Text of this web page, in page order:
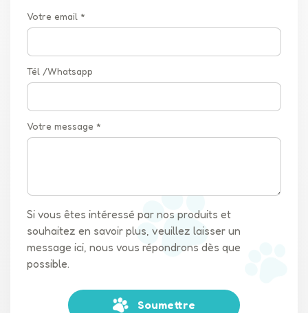
Votre email *
Tél /Whatsapp
Votre message *
Si vous êtes intéressé par nos produits et
souhaitez en savoir plus, veuillez laisser un
message ici, nous vous répondrons dès que
possible.
Soumettre